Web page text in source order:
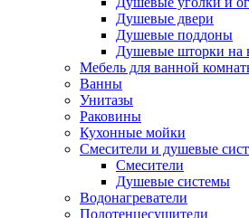
Душевые двери
Душевые поддоны
Душевые шторки на
Мебель для ванной
Ванны
Унитазы
Раковины
Кухонные мойки
Смесители и душевые
Смесители
Душевые системы
Водонагреватели
Полотенцесушители